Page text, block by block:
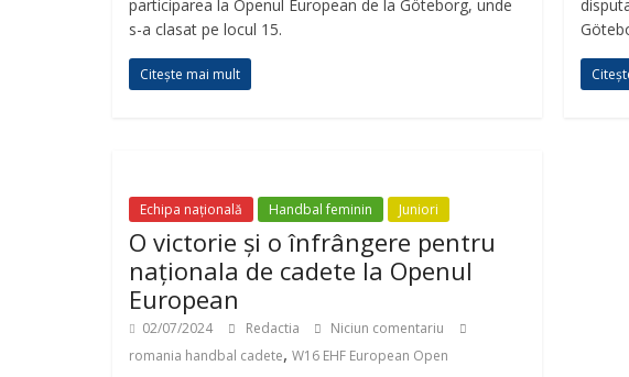
participarea la Openul European de la Göteborg, unde
s-a clasat pe locul 15.
Citește mai mult
Echipa națională Handbal feminin Juniori
O victorie și o înfrângere pentru
naționala de cadete la Openul
European
02/07/2024 Redactia
Niciun comentariu
romania handbal cadete, W16 EHF European Open